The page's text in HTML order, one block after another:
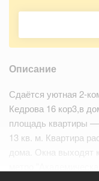
Описание
Сдаётся уютная 2-
Кедрова 16 кор3,в
площадь квартиры
13 кв. м. Квартира
дома. Окна выходят